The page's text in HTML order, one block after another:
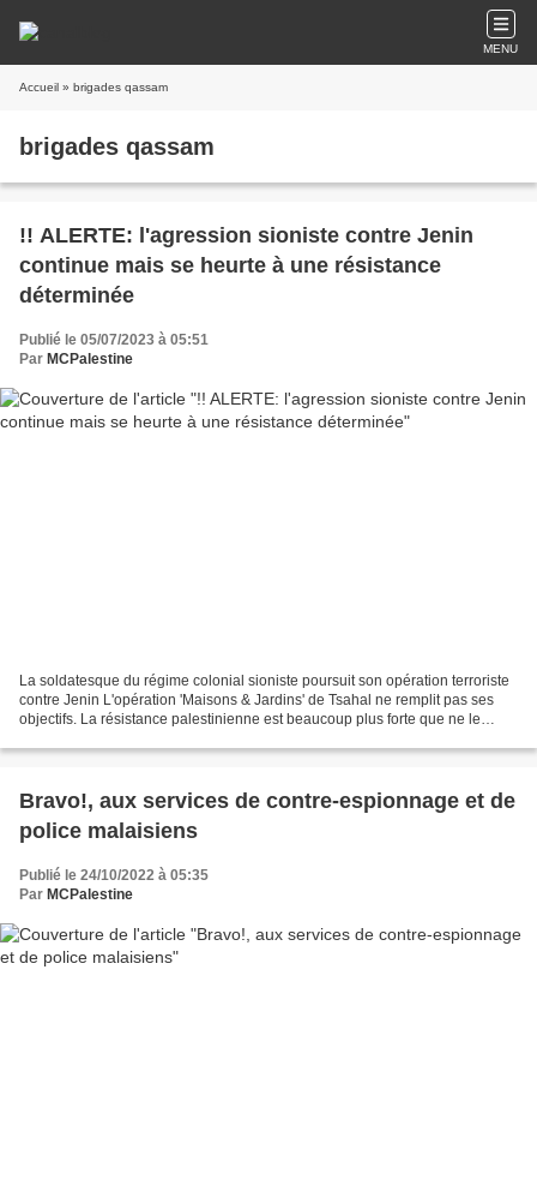
MENU
Accueil » brigades qassam
brigades qassam
!! ALERTE: l'agression sioniste contre Jenin
continue mais se heurte à une résistance
déterminée
Publié le 05/07/2023 à 05:51
Par MCPalestine
La soldatesque du régime colonial sioniste poursuit son opération terroriste
contre Jenin L'opération 'Maisons & Jardins' de Tsahal ne remplit pas ses
objectifs. La résistance palestinienne est beaucoup plus forte que ne le
Bravo!, aux services de contre-espionnage et de
police malaisiens
Publié le 24/10/2022 à 05:35
Par MCPalestine